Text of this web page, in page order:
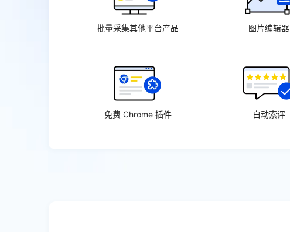
批量采集其他平台产品 图片编辑器
免费 Chrome 插件 自动索评